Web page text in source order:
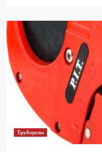
Фрезер
сетевой
EINHELL
4350640
ламельный
(Цены)
Труборезы